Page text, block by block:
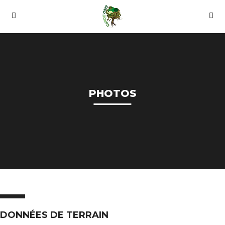
PHOTOS
DONNÉES DE TERRAIN